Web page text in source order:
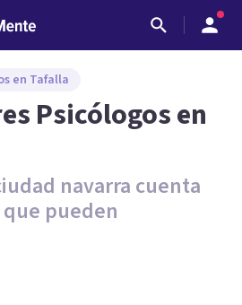
en Tafalla
Psicólogos en
navarra cuenta
pueden